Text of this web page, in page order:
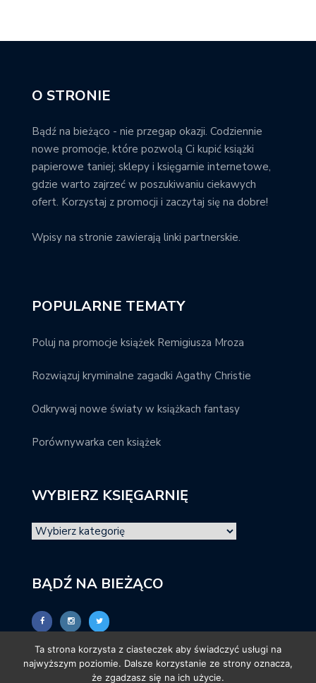
O STRONIE
Bądź na bieżąco - nie przegap okazji. Codziennie
nowe promocje, które pozwolą Ci kupić książki
papierowe taniej; sklepy i księgarnie internetowe,
gdzie warto zajrzeć w poszukiwaniu ciekawych
ofert. Korzystaj z promocji i zaczytaj się na dobre!
Wpisy na stronie zawierają linki partnerskie.
POPULARNE TEMATY
Poluj na promocje książek Remigiusza Mroza
Rozwiązuj kryminalne zagadki Agathy Christie
Odkrywaj nowe światy w książkach fantasy
Porównywarka cen książek
WYBIERZ KSIĘGARNIĘ
BĄDŹ NA BIEŻĄCO
Ta strona korzysta z ciasteczek aby świadczyć usługi na
najwyższym poziomie. Dalsze korzystanie ze strony oznacza,
że zgadzasz się na ich użycie.